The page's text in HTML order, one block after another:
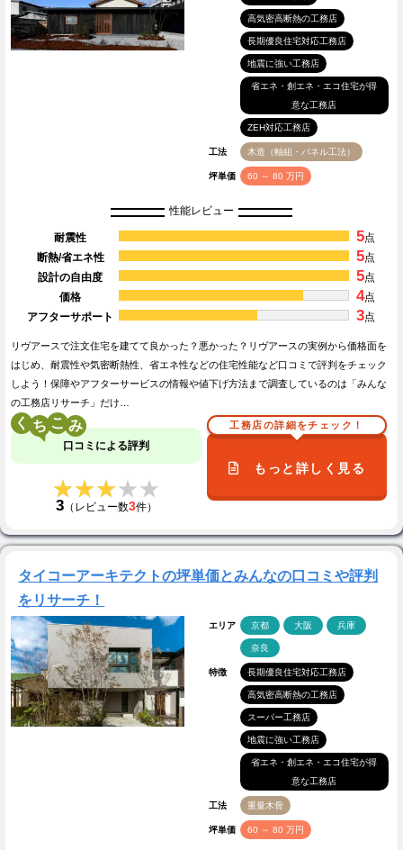
高気密高断熱の工務店
長期優良住宅対応工務店
地震に強い工務店
省エネ・創エネ・エコ住宅が得
意な工務店
ZEH対応工務店
工法 木造（軸組・パネル工法）
坪単価 60 ～ 80 万円
性能レビュー
耐震性 5点
断熱/省エネ性
5点
設計の自由度
5点
価格
4点
アフターサポート
3点
リヴアースで注文住宅を建てて良かった？悪かった？リヴアースの実例から価格面を
はじめ、耐震性や気密断熱性、省エネ性などの住宅性能など口コミで評判をチェック
しよう！保障やアフターサービスの情報や値下げ方法まで調査しているのは「みんな
の工務店リサーチ」だけ…
く こ
口コミによる評判
★★★★★
★★★★★
3（レビュー数3件）
工務店の詳細をチェック！
もっと詳しく見る
タイコーアーキテクトの坪単価とみんなの口コミや評判
をリサーチ！
エリア 京都 大阪 兵庫
奈良
特徴 長期優良住宅対応工務店
高気密高断熱の工務店
スーパー工務店
地震に強い工務店
省エネ・創エネ・エコ住宅が得
意な工務店
工法 重量木骨
坪単価 60 ～ 80 万円